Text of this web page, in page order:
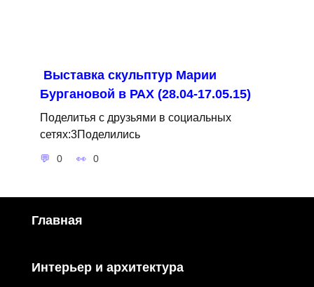
Выставка скульптур Марии
Бургановой в РАХ (28.04-17.05.15)
Поделитья с друзьями в социальных
сетях:3Поделились
0 0
Главная
Интерьер и архитектура